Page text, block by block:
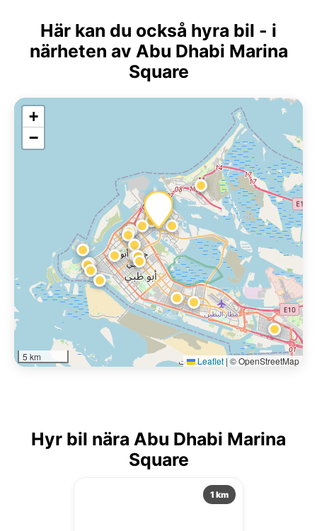
Här kan du också hyra bil - i
närheten av Abu Dhabi Marina
Square
+
−
5 km Leaflet | © OpenStreetMap
Hyr bil nära Abu Dhabi Marina
Square
1 km